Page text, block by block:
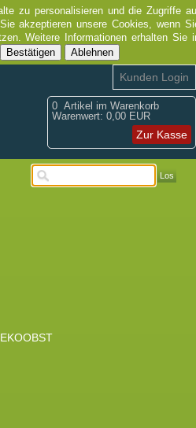
zu personalisieren und die Zugriffe
akzeptieren unsere Cookies, wenn
Weitere Informationen erhalten Sie
Bestätigen Ablehnen
0 Artikel im Warenkorb
Warenwert: 0,00 EUR
Zur Kasse
Kunden Login
Los